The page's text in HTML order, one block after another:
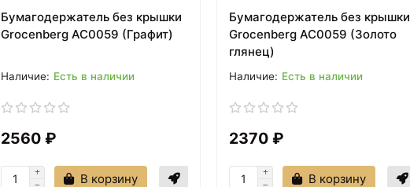
Бумагодержатель без крышки
Grocenberg AC0059 (Графит)
Есть в наличии
2560 ₽
В корзину
Бумагодержатель без крышки
Grocenberg AC0059 (Золото
глянец)
Есть в наличии
2370 ₽
В корзину